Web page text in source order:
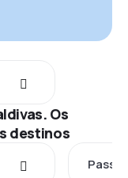
Os
destinos